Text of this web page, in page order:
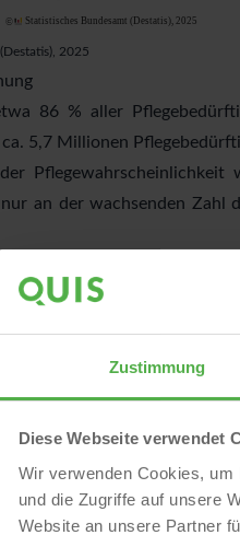
Zustimmung
Diese Webseite verwendet
Wir verwenden Cookies,
und die Zugriffe auf unsere
Website an unsere Partner
2025
86 % aller
5,7 Millionen
an der wachsenden Zahl
dazu, dass der Bedarf an
entstehen werden, werden
mit dem Ziel, einen
Aussichten
groß der Bedarf an
Versorgungslücke
Wohnungen
Wohnungen fehlen.
kommt 2023 das